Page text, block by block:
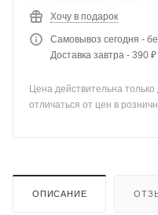
Хочу в подарок
Самовывоз сегодня -
Доставка завтра - 390 ₽
Цена действительна
отличаться от цен в
ОПИСАНИЕ